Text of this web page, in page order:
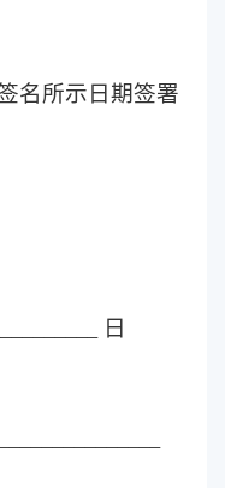
名所示日期签署
日